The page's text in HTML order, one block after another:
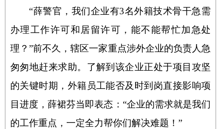
“薛警官，我们企业有3名外籍技术骨干急需
办理工作许可和居留许可，能不能帮忙加急处
理？”前不久，辖区一家重点涉外企业的负责人急
匆匆地赶来求助。了解到该企业正处于项目攻坚
的关键时期，外籍员工能否及时到岗直接影响项
目进度，薛裙芬当即表态：“企业的需求就是我们
的工作重点，一定全力帮你们解决难题！”